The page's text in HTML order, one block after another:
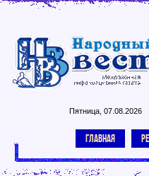
Пятница, 07.08.2026
ГЛАВНАЯ